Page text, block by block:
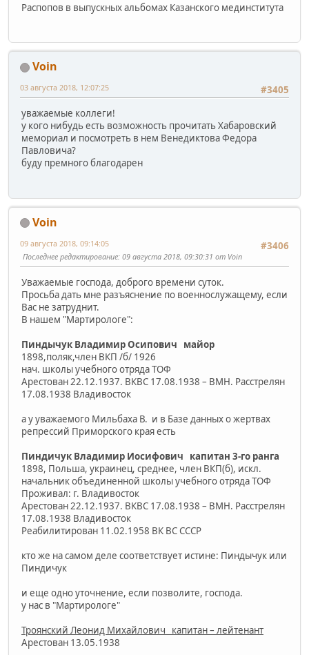
Распопов в выпускных альбомах Казанского мединститута
Voin
#3405
03 августа 2018, 12:07:25
уважаемые коллеги!
у кого нибудь есть возможность прочитать Хабаровский
мемориал и посмотреть в нем Венедиктова Федора
Павловича?
буду премного благодарен
Voin
#3406
09 августа 2018, 09:14:05
Последнее редактирование: 09 августа 2018, 09:30:31 от Voin
Уважаемые господа, доброго времени суток.
Просьба дать мне разъяснение по военнослужащему, если
Вас не затруднит.
В нашем "Мартирологе":
Пиндычук Владимир Осипович майор
1898,поляк,член ВКП /б/ 1926
нач. школы учебного отряда ТОФ
Арестован 22.12.1937. ВКВС 17.08.1938 – ВМН. Расстрелян
17.08.1938 Владивосток
а у уважаемого Мильбаха В. и в Базе данных о жертвах
репрессий Приморского края есть
Пиндичук Владимир Иосифович капитан 3-го ранга
1898, Польша, украинец, среднее, член ВКП(б), искл.
начальник объединенной школы учебного отряда ТОФ
Проживал: г. Владивосток
Арестован 22.12.1937. ВКВС 17.08.1938 – ВМН. Расстрелян
17.08.1938 Владивосток
Реабилитирован 11.02.1958 ВК ВС СССР
кто же на самом деле соответствует истине: Пиндычук или
Пиндичук
и еще одно уточнение, если позволите, господа.
у нас в "Мартирологе"
Троянский Леонид Михайлович капитан – лейтенант
Арестован 13.05.1938